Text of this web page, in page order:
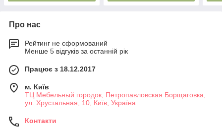
Про нас
Рейтинг не сформований
Менше 5 відгуків за останній рік
Працює з 18.12.2017
м. Київ
ТЦ Мебельный городок, Петропавловская Борщаговка,
ул. Хрустальная, 10, Київ, Україна
Контакти